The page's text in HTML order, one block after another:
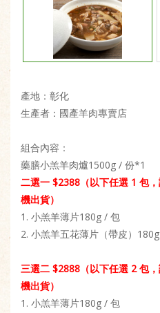
產地：彰化
生產者：國產羊肉專賣店
組合內容：
藥膳小羔羊肉爐1500g / 份*1
二選一 $2388（以下任選 1 包
機出貨）
1. 小羔羊薄片180g / 包
2. 小羔羊五花薄片（帶皮）
三選二 $2888（以下任選 2 包
機出貨）
1. 小羔羊薄片180g / 包